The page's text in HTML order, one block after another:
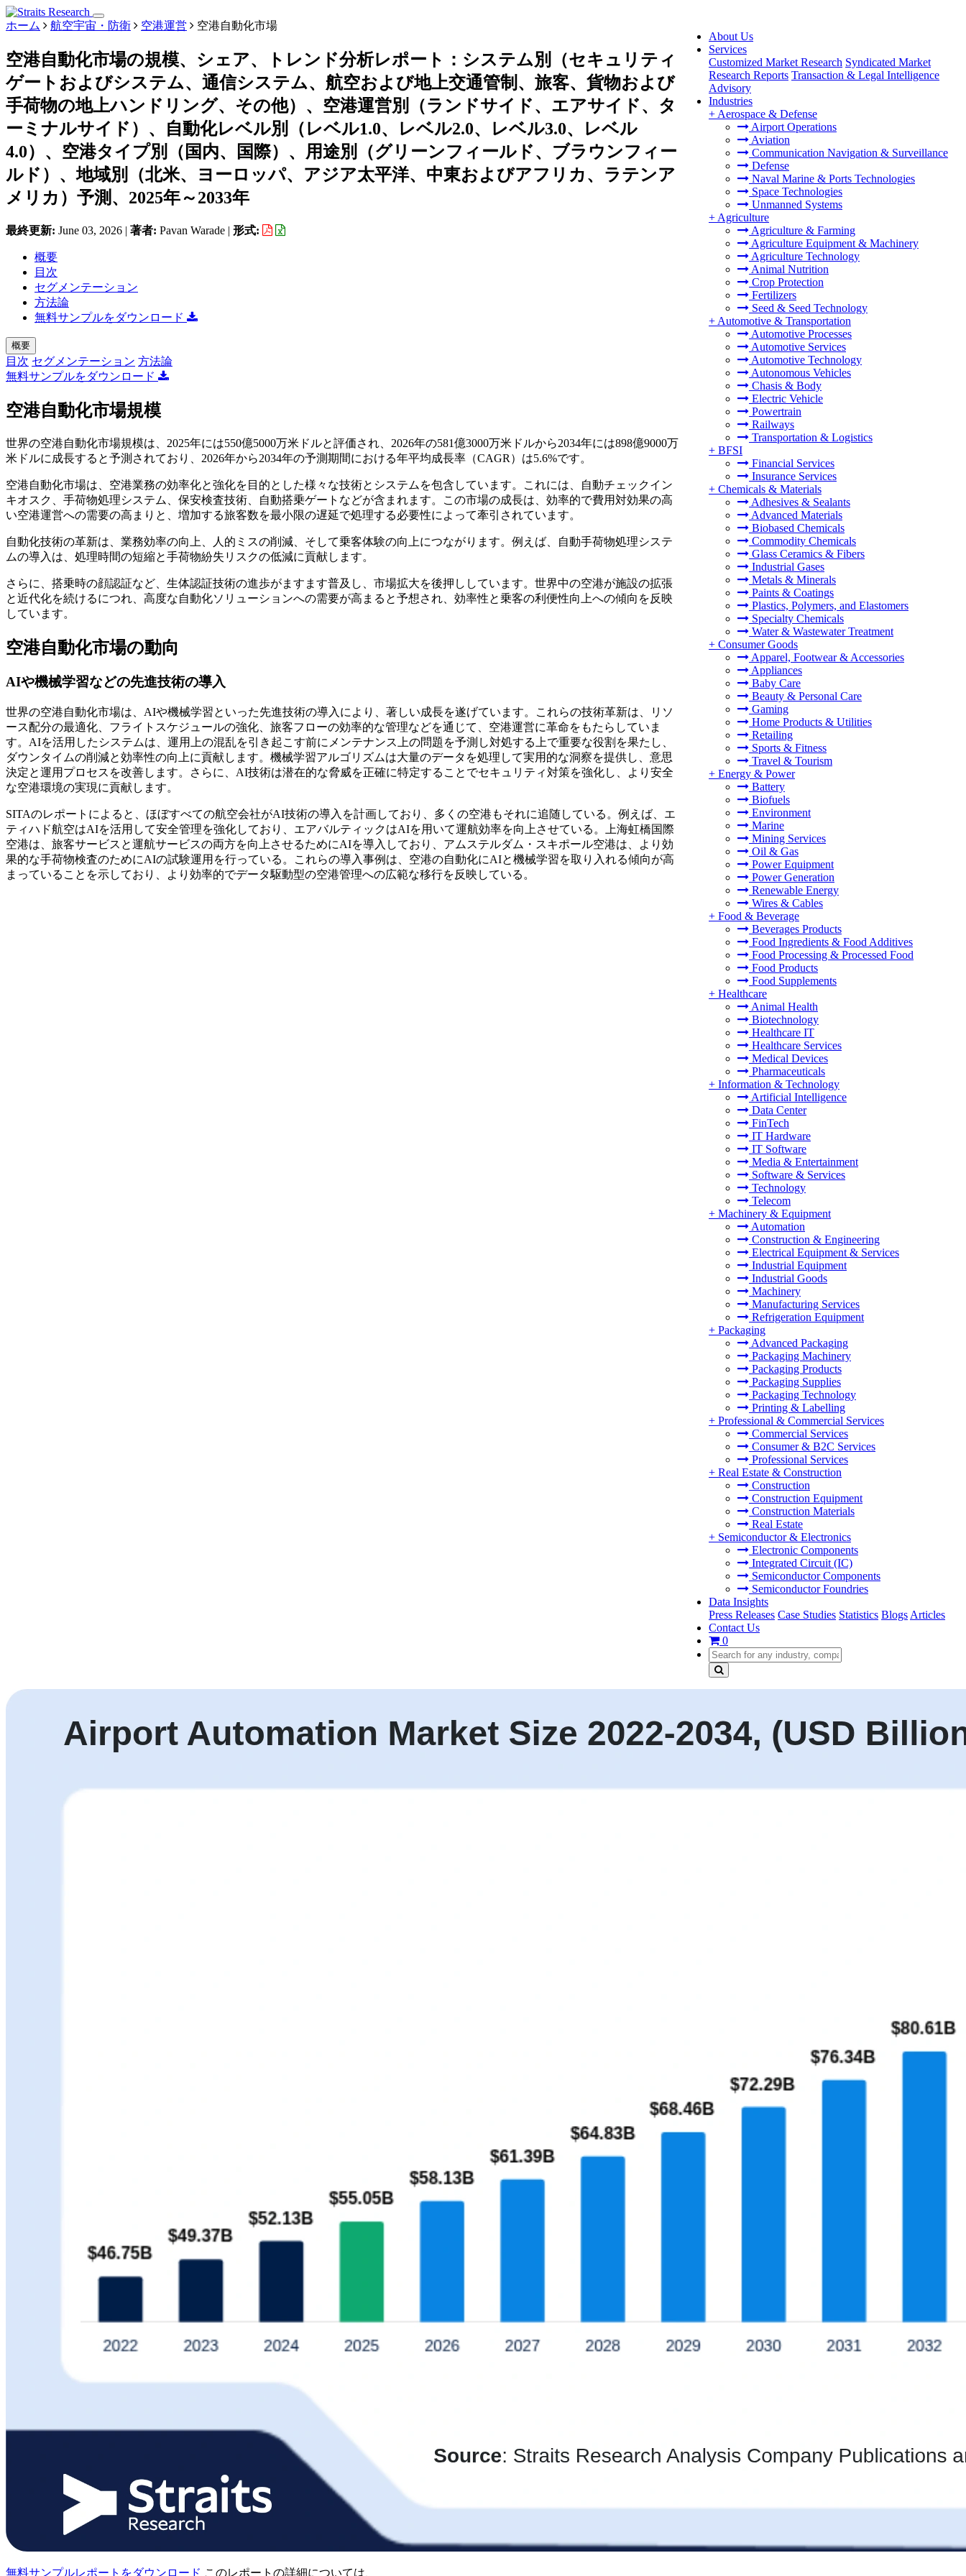
About Us
Services
Customized Market Research Syndicated Market
Research Reports Transaction & Legal Intelligence
Advisory
Industries
+ Aerospace & Defense
Airport Operations
Aviation
Communication Navigation & Surveillance
Defense
Naval Marine & Ports Technologies
Space Technologies
Unmanned Systems
+ Agriculture
Agriculture & Farming
Agriculture Equipment & Machinery
Agriculture Technology
Animal Nutrition
Crop Protection
Fertilizers
Seed & Seed Technology
+ Automotive & Transportation
Automotive Processes
Automotive Services
Automotive Technology
Autonomous Vehicles
Chasis & Body
Electric Vehicle
Powertrain
Railways
Transportation & Logistics
+ BFSI
Financial Services
Insurance Services
+ Chemicals & Materials
Adhesives & Sealants
Advanced Materials
Biobased Chemicals
Commodity Chemicals
Glass Ceramics & Fibers
Industrial Gases
Metals & Minerals
Paints & Coatings
Plastics, Polymers, and Elastomers
Specialty Chemicals
Water & Wastewater Treatment
+ Consumer Goods
Apparel, Footwear & Accessories
Appliances
Baby Care
Beauty & Personal Care
Gaming
Home Products & Utilities
Retailing
Sports & Fitness
Travel & Tourism
+ Energy & Power
Battery
Biofuels
Environment
Marine
Mining Services
Oil & Gas
Power Equipment
Power Generation
Renewable Energy
Wires & Cables
+ Food & Beverage
Beverages Products
Food Ingredients & Food Additives
Food Processing & Processed Food
Food Products
Food Supplements
+ Healthcare
Animal Health
Biotechnology
Healthcare IT
Healthcare Services
Medical Devices
Pharmaceuticals
+ Information & Technology
Artificial Intelligence
Data Center
FinTech
IT Hardware
IT Software
Media & Entertainment
Software & Services
Technology
Telecom
+ Machinery & Equipment
Automation
Construction & Engineering
Electrical Equipment & Services
Industrial Equipment
Industrial Goods
Machinery
Manufacturing Services
Refrigeration Equipment
+ Packaging
Advanced Packaging
Packaging Machinery
Packaging Products
Packaging Supplies
Packaging Technology
Printing & Labelling
+ Professional & Commercial Services
Commercial Services
Consumer & B2C Services
Professional Services
+ Real Estate & Construction
Construction
Construction Equipment
Construction Materials
Real Estate
+ Semiconductor & Electronics
Electronic Components
Integrated Circuit (IC)
Semiconductor Components
Semiconductor Foundries
Data Insights
Press Releases Case Studies Statistics Blogs Articles
Contact Us
0
ホーム 航空宇宙・防衛 空港運営 空港自動化市場
空港自動化市場の規模、シェア、トレンド分析レポート：システム別（セキュリティ
ゲートおよびシステム、通信システム、航空および地上交通管制、旅客、貨物および
手荷物の地上ハンドリング、その他）、空港運営別（ランドサイド、エアサイド、タ
ーミナルサイド）、自動化レベル別（レベル1.0、レベル2.0、レベル3.0、レベル
4.0）、空港タイプ別（国内、国際）、用途別（グリーンフィールド、ブラウンフィー
ルド）、地域別（北米、ヨーロッパ、アジア太平洋、中東およびアフリカ、ラテンア
メリカ）予測、2025年～2033年
最終更新: June 03, 2026 | 著者: Pavan Warade | 形式:
概要
目次
セグメンテーション
方法論
無料サンプルをダウンロード
概要
目次 セグメンテーション 方法論
無料サンプルをダウンロード
空港自動化市場規模
世界の空港自動化市場規模は、2025年には550億5000万米ドルと評価され、2026年の581億3000万米ドルから2034年には898億9000万
米ドルに成長すると予測されており、2026年から2034年の予測期間における年平均成長率（CAGR）は5.6%です。
空港自動化市場は、空港業務の効率化と強化を目的とした様々な技術とシステムを包含しています。これには、自動チェックイン
キオスク、手荷物処理システム、保安検査技術、自動搭乗ゲートなどが含まれます。この市場の成長は、効率的で費用対効果の高
い空港運営への需要の高まりと、増加する旅客数を最小限の遅延で処理する必要性によって牽引されています。
自動化技術の革新は、業務効率の向上、人的ミスの削減、そして乗客体験の向上につながります。例えば、自動手荷物処理システ
ムの導入は、処理時間の短縮と手荷物紛失リスクの低減に貢献します。
さらに、搭乗時の顔認証など、生体認証技術の進歩がますます普及し、市場拡大を後押ししています。世界中の空港が施設の拡張
と近代化を続けるにつれ、高度な自動化ソリューションへの需要が高まると予想され、効率性と乗客の利便性向上への傾向を反映
しています。
空港自動化市場の動向
AIや機械学習などの先進技術の導入
世界の空港自動化市場は、AIや機械学習といった先進技術の導入により、著しい成長を遂げています。これらの技術革新は、リソ
ース配分の最適化、フライトスケジュールの強化、旅客フローの効率的な管理などを通じて、空港運営に革命をもたらしていま
す。AIを活用したシステムは、運用上の混乱を引き起こす前にメンテナンス上の問題を予測し対処する上で重要な役割を果たし、
ダウンタイムの削減と効率性の向上に貢献します。機械学習アルゴリズムは大量のデータを処理して実用的な洞察を提供し、意思
決定と運用プロセスを改善します。さらに、AI技術は潜在的な脅威を正確に特定することでセキュリティ対策を強化し、より安全
な空港環境の実現に貢献します。
SITAのレポートによると、ほぼすべての航空会社がAI技術の導入を計画しており、多くの空港もそれに追随している。例えば、エ
ティハド航空はAIを活用して安全管理を強化しており、エアバルティックはAIを用いて運航効率を向上させている。上海虹橋国際
空港は、旅客サービスと運航サービスの両方を向上させるためにAIを導入しており、アムステルダム・スキポール空港は、より効
果的な手荷物検査のためにAIの試験運用を行っている。これらの導入事例は、空港の自動化にAIと機械学習を取り入れる傾向が高
まっていることを示しており、より効率的でデータ駆動型の空港管理への広範な移行を反映している。
無料サンプルレポートをダウンロード このレポートの詳細については、